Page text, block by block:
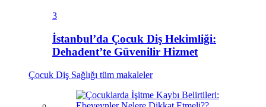
3
İstanbul’da Çocuk Diş Hekimliği:
Dehadent’te Güvenilir Hizmet
Çocuk Diş Sağlığı tüm makaleler